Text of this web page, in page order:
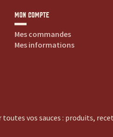
MON COMPTE
Mes commandes
Mes informations
vos sauces : produits,